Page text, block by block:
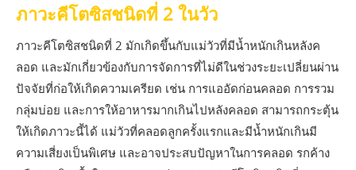
ภาวะคีโตซิสชนิดที่ 2 ในวัว
ภาวะคีโตซิสชนิดที่ 2 มักเกิดขึ้นกับแม่วัวที่มีน้ำหนักเกินหลังค
ลอด และมักเกี่ยวข้องกับการจัดการที่ไม่ดีในช่วงระยะเปลี่ยนผ่าน
ปัจจัยที่ก่อให้เกิดความเครียด เช่น การแออัดก่อนคลอด การรวม
กลุ่มบ่อย และการให้อาหารมากเกินไปหลังคลอด สามารถกระตุ้น
ให้เกิดภาวะนี้ได้ แม่วัวที่คลอดลูกครั้งแรกและมีน้ำหนักเกินมี
ความเสี่ยงเป็นพิเศษ และอาจประสบปัญหาในการคลอด รกค้าง